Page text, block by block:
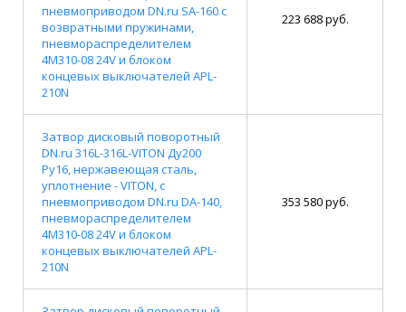
пневмоприводом DN.ru SA-160 с
возвратными пружинами,
пневмораспределителем
4M310-08 24V и блоком
концевых выключателей APL-
210N
223 688 руб.
Затвор дисковый поворотный
DN.ru 316L-316L-VITON Ду200
Ру16, нержавеющая сталь,
уплотнение - VITON, с
пневмоприводом DN.ru DA-140,
пневмораспределителем
4M310-08 24V и блоком
концевых выключателей APL-
210N
353 580 руб.